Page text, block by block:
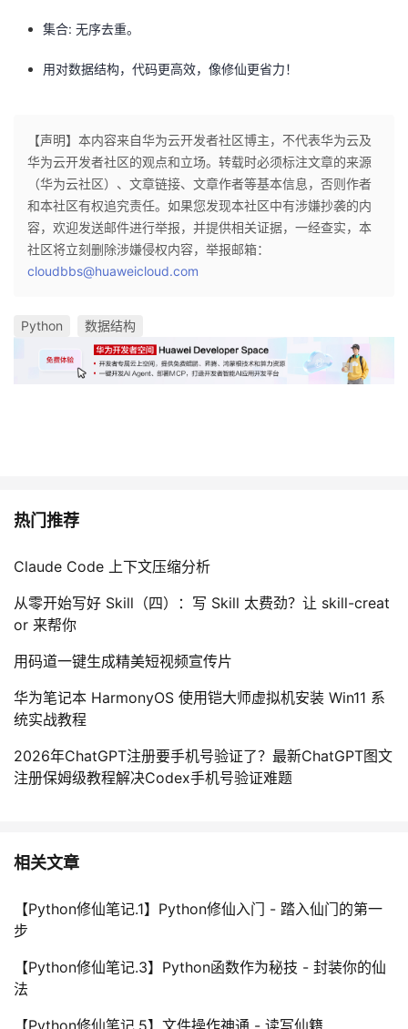
集合: 无序去重。
用对数据结构，代码更高效，像修仙更省力！
【声明】本内容来自华为云开发者社区博主，不代表华为云及
华为云开发者社区的观点和立场。转载时必须标注文章的来源
（华为云社区）、文章链接、文章作者等基本信息，否则作者
和本社区有权追究责任。如果您发现本社区中有涉嫌抄袭的内
容，欢迎发送邮件进行举报，并提供相关证据，一经查实，本
社区将立刻删除涉嫌侵权内容，举报邮箱：
cloudbbs@huaweicloud.com
Python 数据结构
热门推荐
Claude Code 上下文压缩分析
从零开始写好 Skill（四）：写 Skill 太费劲？让 skill-creat
or 来帮你
用码道一键生成精美短视频宣传片
华为笔记本 HarmonyOS 使用铠大师虚拟机安装 Win11 系
统实战教程
2026年ChatGPT注册要手机号验证了？最新ChatGPT图文
注册保姆级教程解决Codex手机号验证难题
相关文章
【Python修仙笔记.1】Python修仙入门 - 踏入仙门的第一
步
【Python修仙笔记.3】Python函数作为秘技 - 封装你的仙
法
【Python修仙笔记.5】文件操作神通 - 读写仙籍